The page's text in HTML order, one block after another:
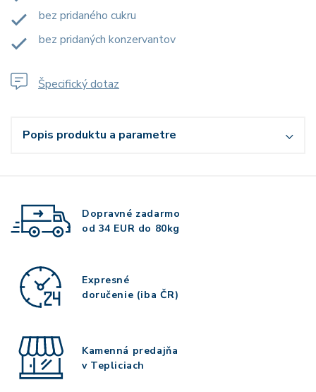
bez pridaného cukru
bez pridaných konzervantov
Špecifický dotaz
Popis produktu a parametre
Dopravné zadarmo
od 34 EUR do 80kg
Expresné
doručenie (iba ČR)
Kamenná predajňa
v Tepliciach